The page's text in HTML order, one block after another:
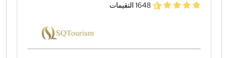
1648 التقيمات